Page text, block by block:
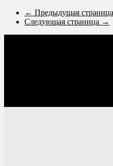
← Предыдущая страница
Следующая страница →